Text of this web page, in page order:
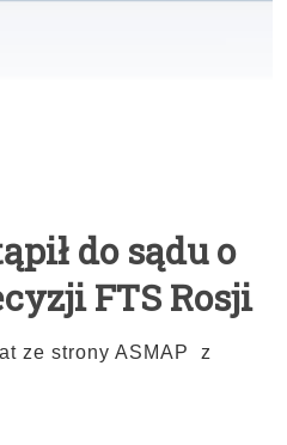
do sądu o
FTS Rosji
ze strony ASMAP z